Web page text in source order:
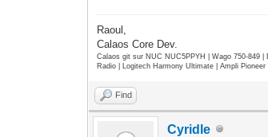
Raoul,
Calaos Core Dev.
Calaos git sur NUC NUC5PPYH | Wago 750-849
Radio | Logitech Harmony Ultimate | Ampli Pioneer
Find
Cyridle